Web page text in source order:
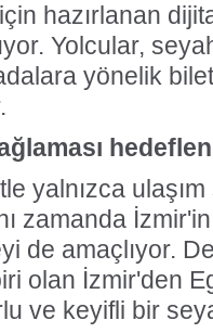
hazırlanan
Yolcular,
yönelik
yalnızca
zamanda
de amaçlıyor.
olan İzmir'den
ve keyifli bir